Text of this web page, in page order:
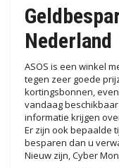
Nederland
ASOS is een winkel
tegen zeer goede
kortingsbonnen,
vandaag
informatie krijgen
Er zijn ook bepaalde
besparen dan u
Nieuw zijn, Cyber